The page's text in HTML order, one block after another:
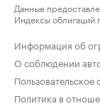
Данные
Индексы облигаций
Информация об
О соблюдении
Политика в